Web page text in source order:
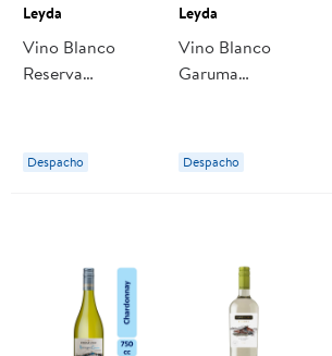
Leyda
Vino Blanco
Reserva
Leyda
Despacho
Leyda
Vino Blanco
Garuma
Leyda
Despacho